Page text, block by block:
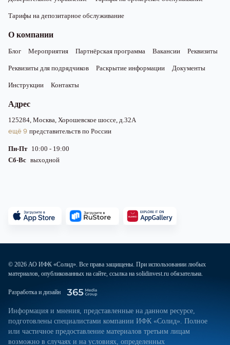
Тарифы на депозитарное обслуживание
О компании
Блог Мероприятия Партнёрская программа Вакансии Реквизиты
Реквизиты для подрядчиков Раскрытие информации Документы
Инструкции Контакты
Адрес
125284, Москва, Хорошевское шоссе, д.32А
ещё 9 представительств по России
Пн-Пт 10:00 - 19:00
Сб-Вс выходной
© 2026 АО ИФК «Солид». Все права защищены. При использовании любых
материалов, опубликованных на сайте, ссылка на solidinvest.ru обязательна.
Разработка и дизайн
Информация и мнения, представленные на данном ресурсе,
подготовлены специалистами компании ИФК «Солид». Полное
или частичное предоставление материалов третьим лицам
возможно в случаях и на условиях, определенных